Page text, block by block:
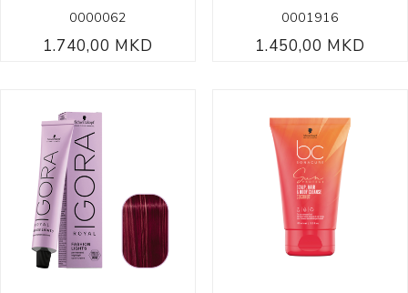
0000062
1.740,00 MKD
0001916
1.450,00 MKD